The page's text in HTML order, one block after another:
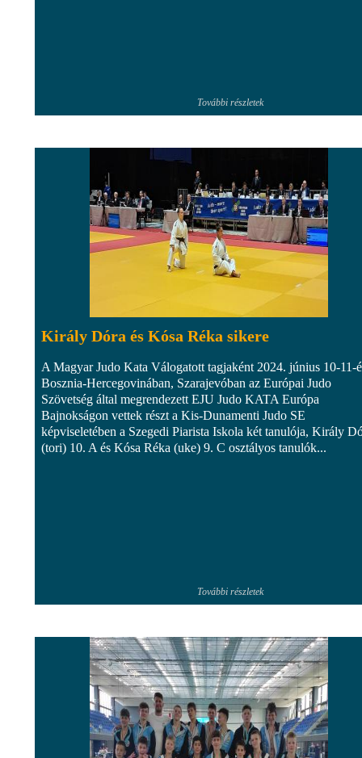
További részletek
Király Dóra és Kósa Réka sikere
A Magyar Judo Kata Válogatott tagjaként 2024. június 10-11-
Bosznia-Hercegovinában, Szarajevóban az Európai Judo
Szövetség által megrendezett EJU Judo KATA Európa
Bajnokságon vettek részt a Kis-Dunamenti Judo SE
képviseletében a Szegedi Piarista Iskola két tanulója, Király
(tori) 10. A és Kósa Réka (uke) 9. C osztályos tanulók...
További részletek